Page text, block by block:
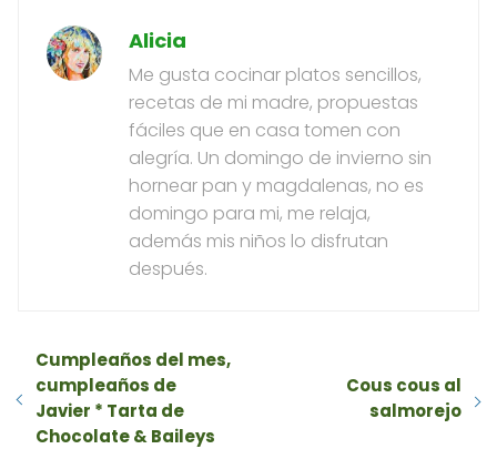
Alicia
Me gusta cocinar platos sencillos,
recetas de mi madre, propuestas
fáciles que en casa tomen con
alegría. Un domingo de invierno sin
hornear pan y magdalenas, no es
domingo para mi, me relaja,
además mis niños lo disfrutan
después.
Cumpleaños del mes,
cumpleaños de
Javier * Tarta de
Chocolate & Baileys
Cous cous al
salmorejo